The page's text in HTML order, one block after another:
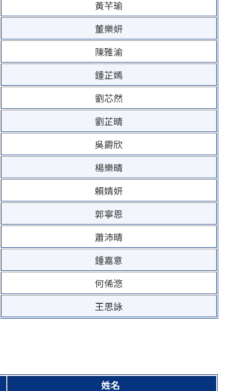
黃芊瑜
董樂妍
陳雅渝
鍾芷嫣
劉芯然
劉芷晴
吳霨欣
楊樂晴
賴婧妍
郭寧恩
蕭沛晴
鍾嘉意
何俙滺
王思詠
姓名